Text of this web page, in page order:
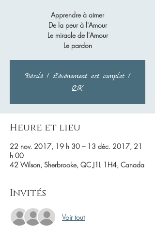
Apprendre à aimer
De la peur à l'Amour
Le miracle de l'Amour
Le pardon
Désolé ! L'événement est complet !
OK
Heure et lieu
22 nov. 2017, 19 h 30 – 13 déc. 2017, 21
h 00
42 Wilson, Sherbrooke, QC J1L 1H4, Canada
Invités
Voir tout